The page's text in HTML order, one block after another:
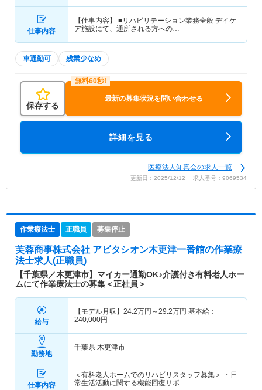
仕事内容
【仕事内容】 ■リハビリテーション業務全般 デイケ
ア施設にて、通所される方への…
車通勤可 残業少なめ
保存する
最新の募集状況を問い合わせる
詳細を見る
医療法人知真会の求人一覧
更新日：2025/12/12 求人番号：9069534
作業療法士 正職員 募集停止
芙蓉商事株式会社 アビタシオン木更津一番館の作業療
法士求人(正職員)
【千葉県／木更津市】マイカー通勤OK♪介護付き有料老人ホー
ムにて作業療法士の募集＜正社員＞
給与
【モデル月収】 24.2万円～29.2万円 基本給：
240,000円
勤務地
千葉県 木更津市
仕事内容
＜有料老人ホームでのリハビリスタッフ募集＞ ・日
常生活活動に関する機能回復サポ…